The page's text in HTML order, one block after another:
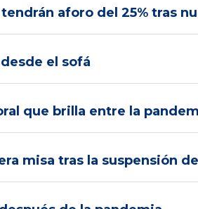
aforo del 25% tras
el sofá
que brilla entre la
misa tras la suspensión